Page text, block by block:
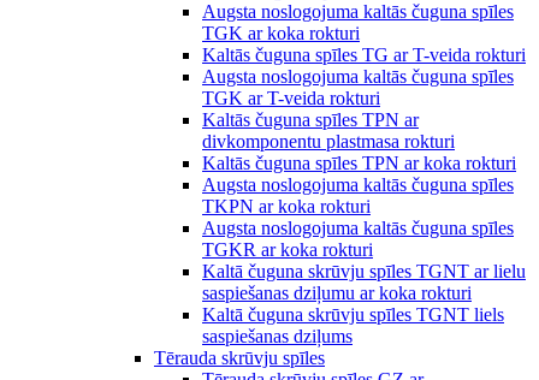
Augsta noslogojuma kaltās čuguna spīles
TGK ar koka rokturi
Kaltās čuguna spīles TG ar T-veida rokturi
Augsta noslogojuma kaltās čuguna spīles
TGK ar T-veida rokturi
Kaltās čuguna spīles TPN ar
divkomponentu plastmasa rokturi
Kaltās čuguna spīles TPN ar koka rokturi
Augsta noslogojuma kaltās čuguna spīles
TKPN ar koka rokturi
Augsta noslogojuma kaltās čuguna spīles
TGKR ar koka rokturi
Kaltā čuguna skrūvju spīles TGNT ar lielu
saspiešanas dziļumu ar koka rokturi
Kaltā čuguna skrūvju spīles TGNT liels
saspiešanas dziļums
Tērauda skrūvju spīles